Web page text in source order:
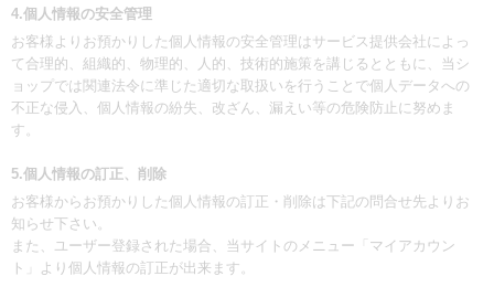
4.個人情報の安全管理
お客様よりお預かりした個人情報の安全管理はサービス提供会社によっ
て合理的、組織的、物理的、人的、技術的施策を講じるとともに、当シ
ョップでは関連法令に準じた適切な取扱いを行うことで個人データへの
不正な侵入、個人情報の紛失、改ざん、漏えい等の危険防止に努めま
す。
5.個人情報の訂正、削除
お客様からお預かりした個人情報の訂正・削除は下記の問合せ先よりお
知らせ下さい。
また、ユーザー登録された場合、当サイトのメニュー「マイアカウン
ト」より個人情報の訂正が出来ます。